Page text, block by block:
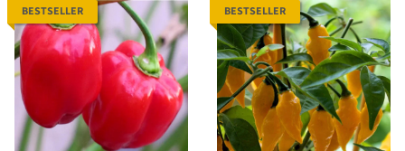
BESTSELLER BESTSELLER